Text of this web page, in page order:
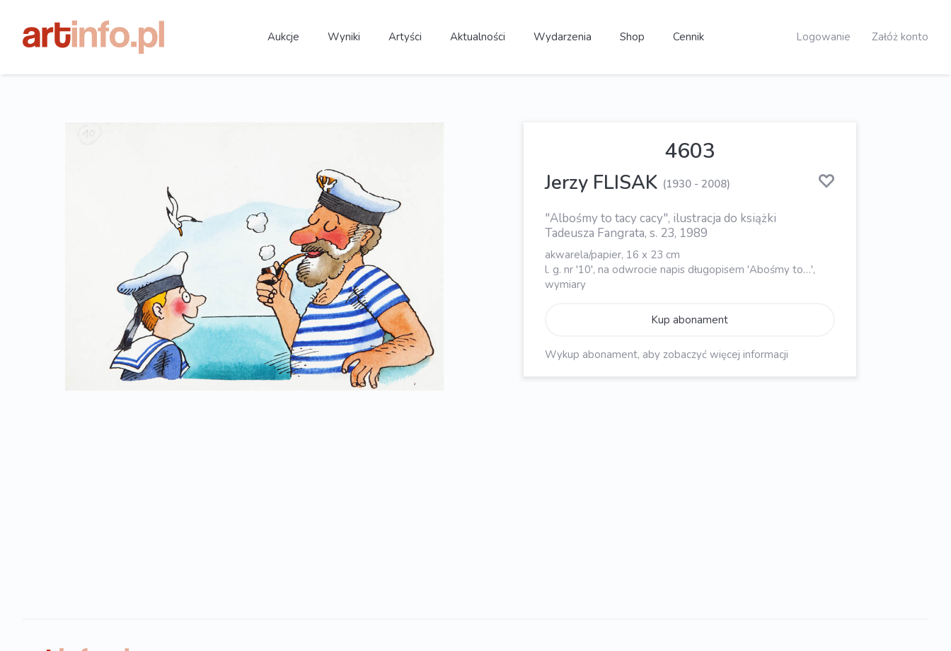
Aukcje Wyniki Artyści Aktualności Wydarzenia Shop Cennik Logowanie Załóż konto
4603
Jerzy FLISAK (1930 - 2008)
"Albośmy to tacy cacy", ilustracja do książki
Tadeusza Fangrata, s. 23, 1989
akwarela/papier, 16 x 23 cm
l. g. nr '10', na odwrocie napis długopisem 'Abośmy to…',
wymiary
Kup abonament
Wykup abonament, aby zobaczyć więcej informacji